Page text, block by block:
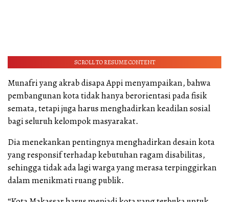
SCROLL TO RESUME CONTENT
Munafri yang akrab disapa Appi menyampaikan, bahwa
pembangunan kota tidak hanya berorientasi pada fisik
semata, tetapi juga harus menghadirkan keadilan sosial
bagi seluruh kelompok masyarakat.
Dia menekankan pentingnya menghadirkan desain kota
yang responsif terhadap kebutuhan ragam disabilitas,
sehingga tidak ada lagi warga yang merasa terpinggirkan
dalam menikmati ruang publik.